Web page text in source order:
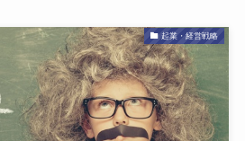
起業・経営戦略